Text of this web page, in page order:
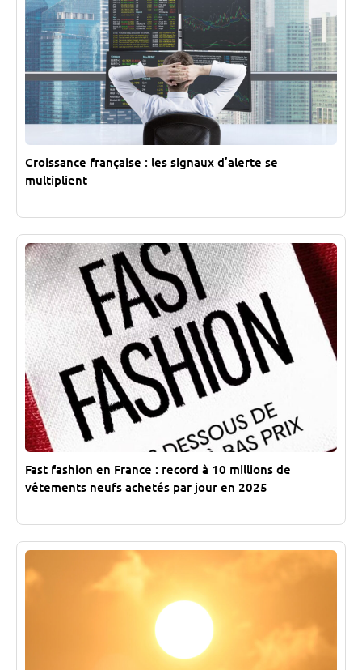
Croissance française : les signaux d’alerte se
multiplient
Fast fashion en France : record à 10 millions de
vêtements neufs achetés par jour en 2025